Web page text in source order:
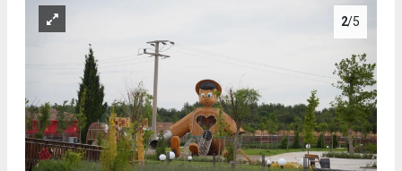
2/5